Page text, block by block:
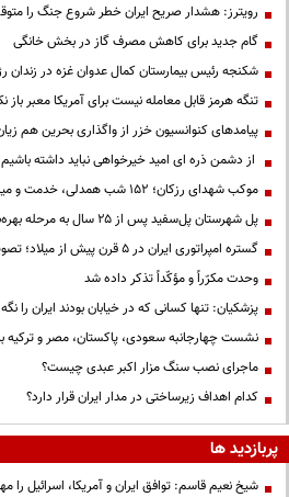
رویترز: هشدار صریح ایران خطر شروع جنگ را
گام جدید برای کاهش مصرف گاز در بخش خانگی
شکنجه رئیس بیمارستان کمال عدوان غزه در زندان
تنگه هرمز قابل معامله نیست برای آمریکا معبر باز
پیامدهای کنوانسیون خزر از واگذاری بحرین هم
از دشمن ذره ای امید خیرخواهی نباید داشته باشیم
موکب شهدای رزکان؛ ۱۵۲ شب همدلی، خدمت و میزبانی از مردم ولایت‌مدار شهریار
پل شهرستان پل‌سفید پس از ۲۵ سال به مرحله بهره‌برداری رسید
گستره امپراتوری ایران در ۵ قرن پیش از میلاد؛ تصویری از ایران ۲۵ قرن پیش
وحدت مکرّراً و مؤکّداً تذکر داده شد
پزشکیان: تنها کسانی که در خیابان بودند ایران را
نشست چهارجانبه سعودی، پاکستان، مصر و ترکیه
ماجرای نصب سنگ مزار اکبر عبدی چیست؟
کدام اهداف زیرساختی در مدار ایران قرار دارد؟
پربازدید ها
شیخ نعیم قاسم: توافق ایران و آمریکا، اسرائیل را